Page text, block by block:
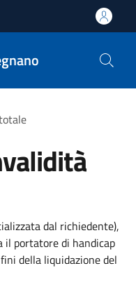
dal richiedente),
portatore di handicap
della liquidazione del